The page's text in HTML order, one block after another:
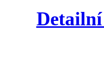
Detailní